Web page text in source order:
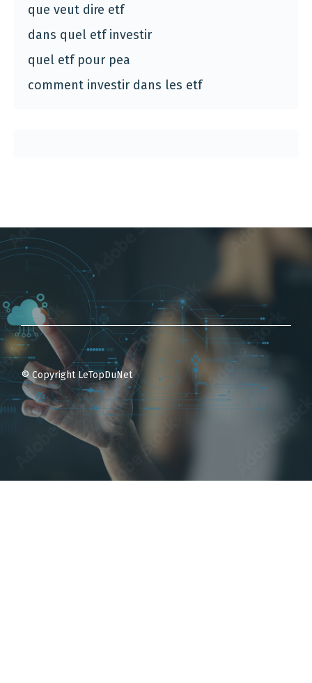
que veut dire etf
dans quel etf investir
quel etf pour pea
comment investir dans les etf
© Copyright LeTopDuNet